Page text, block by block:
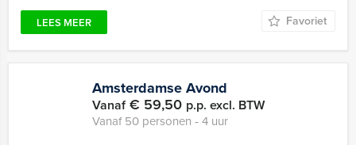
LEES MEER Favoriet
Amsterdamse Avond
Vanaf€ 59,50 p.p. excl. BTW
Vanaf 50 personen ‐ 4 uur